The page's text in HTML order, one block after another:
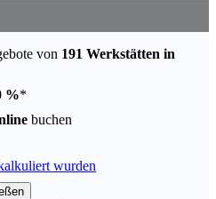
von 191 Werkstätten in
%*
buchen
wurden